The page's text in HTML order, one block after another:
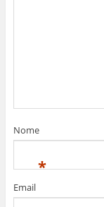
Nome
*
Email